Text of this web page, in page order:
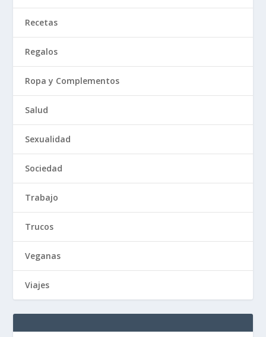
Recetas
Regalos
Ropa y Complementos
Salud
Sexualidad
Sociedad
Trabajo
Trucos
Veganas
Viajes